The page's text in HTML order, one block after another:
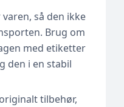
så den ikke
Brug om
med etiketter
den i en stabil
tilbehør,